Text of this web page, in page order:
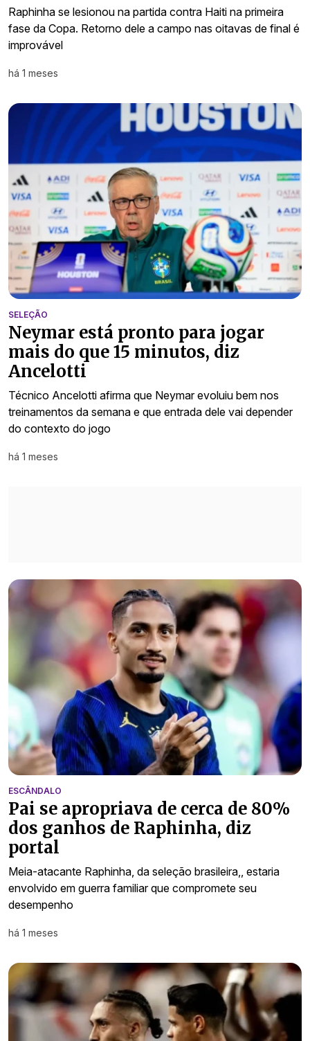
Raphinha se lesionou na partida contra Haiti na primeira
fase da Copa. Retorno dele a campo nas oitavas de final é
improvável
há 1 meses
SELEÇÃO
Neymar está pronto para jogar
mais do que 15 minutos, diz
Ancelotti
Técnico Ancelotti afirma que Neymar evoluiu bem nos
treinamentos da semana e que entrada dele vai depender
do contexto do jogo
há 1 meses
ESCÂNDALO
Pai se apropriava de cerca de 80%
dos ganhos de Raphinha, diz
portal
Meia-atacante Raphinha, da seleção brasileira,, estaria
envolvido em guerra familiar que compromete seu
desempenho
há 1 meses